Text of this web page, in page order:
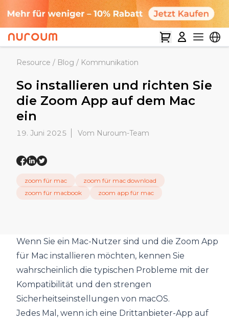
Resource / Blog / Kommunikation
So installieren und richten Sie
die Zoom App auf dem Mac
ein
19. Juni 2025 Vom Nuroum-Team
zoom für mac
zoom für mac download
zoom für macbook
zoom app für mac
Wenn Sie ein Mac-Nutzer sind und die Zoom App
für Mac installieren möchten, kennen Sie
wahrscheinlich die typischen Probleme mit der
Kompatibilität und den strengen
Sicherheitseinstellungen von macOS.
Jedes Mal, wenn ich eine Drittanbieter-App auf